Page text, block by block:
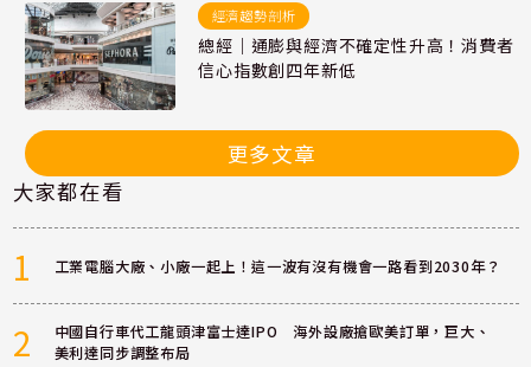
經濟趨勢剖析
總經｜通膨與經濟不確定性升高！消費者
信心指數創四年新低
更多文章
大家都在看
1 工業電腦大廠、小廠一起上！這一波有沒有機會一路看到2030年？
2
中國自行車代工龍頭津富士達IPO 海外設廠搶歐美訂單，巨大、
美利達同步調整布局